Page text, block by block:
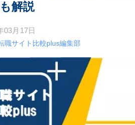
解説
03月17日
職サイト比較plus編集部